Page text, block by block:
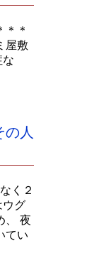
＊＊
屋敷
な
の人
く２
グ
、 夜
てい